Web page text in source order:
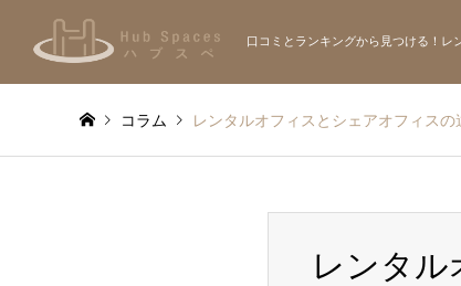
口コミとランキングから見つける！レ
コラム レンタルオフィスとシェアオフィス
レンタル